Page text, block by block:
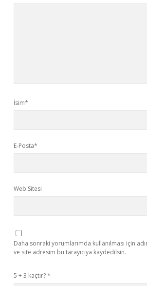
İsim*
E-Posta*
Web Sitesi
Daha sonraki yorumlarımda kullanılması için
ve site adresim bu tarayıcıya kaydedilsin.
5 + 3 kaçtır?*